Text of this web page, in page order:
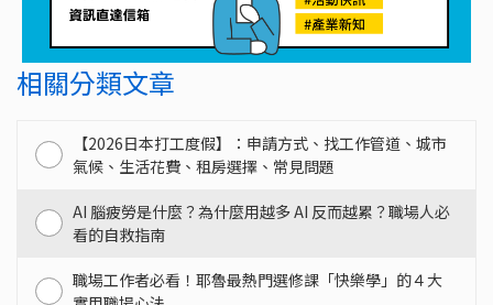
相關分類文章
【2026日本打工度假】：申請方式、找工作管道、城市
氣候、生活花費、租房選擇、常見問題
AI 腦疲勞是什麼？為什麼用越多 AI 反而越累？職場人必
看的自救指南
職場工作者必看！耶魯最熱門選修課「快樂學」的４大